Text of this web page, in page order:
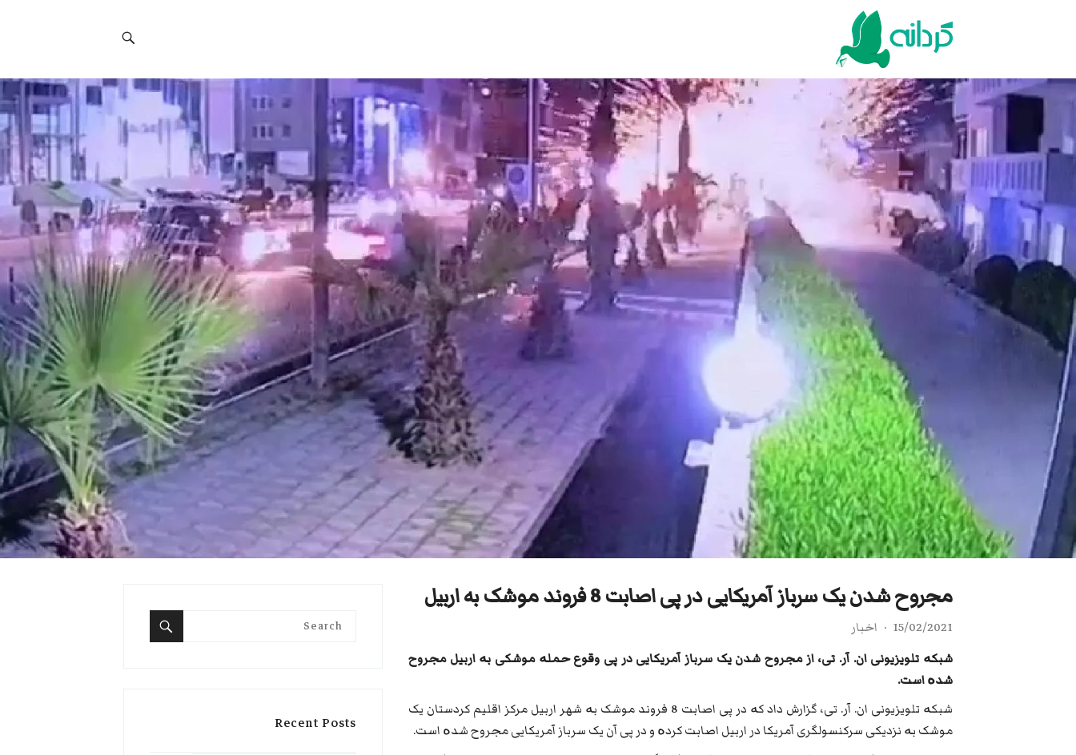
مجروح شدن یک سرباز آمریکایی در پی اصابت 8 فروند موشک به اربیل
15/02/2021
اخبار
شبکە تلویزیونی ان. آر. تی، از مجروح شدن یک سرباز آمریکایی در پی وقوع حملە موشکی بە اربیل مجروح
شدە است.
شبکە تلویزیونی ان. آر. تی، گزارش داد کە در پی اصابت 8 فروند موشک بە شهر اربیل مرکز اقلیم کردستان یک
موشک بە نزدیکی سرکنسولگری آمریکا در اربیل اصابت کردە و در پی آن یک سرباز آمریکایی مجروح شدە است.
Search
Recent Posts